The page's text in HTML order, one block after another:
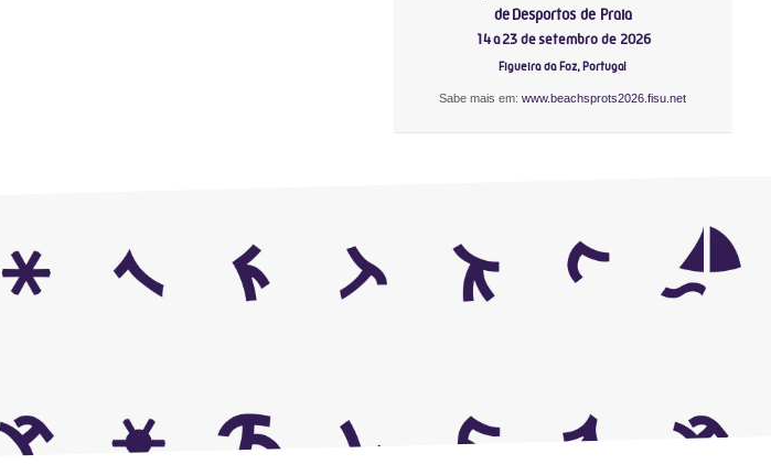
de Desportos de Praia
14 a 23 de setembro de 2026
Figueira da Foz, Portugal
Sabe mais em:www.beachsprots2026.fisu.net